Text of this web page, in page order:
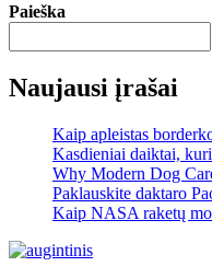
Paieška
Naujausi įrašai
Kaip apleistas
Kasdieniai daiktai,
Why Modern Dog
Paklauskite daktaro
Kaip NASA raketų